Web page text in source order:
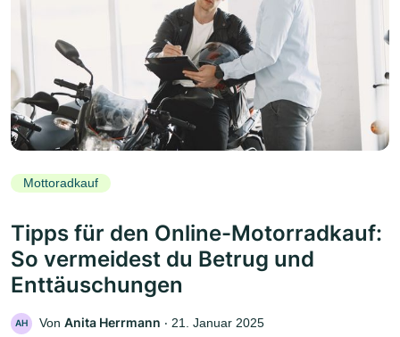
Mottoradkauf
Tipps für den Online-Motorradkauf:
So vermeidest du Betrug und
Enttäuschungen
AH Von Anita Herrmann ‧ 21. Januar 2025